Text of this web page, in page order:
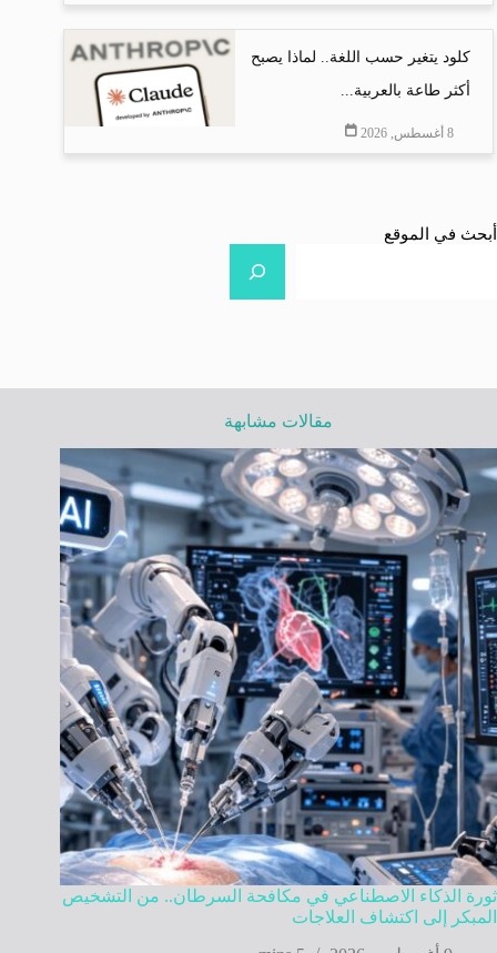
كلود يتغير حسب اللغة.. لماذا يصبح
أكثر طاعة بالعربية...
8 أغسطس, 2026
أبحث في الموقع
مقالات مشابهة
ثورة الذكاء الاصطناعي في مكافحة السرطان.. من التشخيص
المبكر إلى اكتشاف العلاجات